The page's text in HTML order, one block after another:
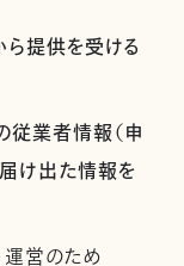
提供を受ける
業者情報（申
け出た情報を
運営のため